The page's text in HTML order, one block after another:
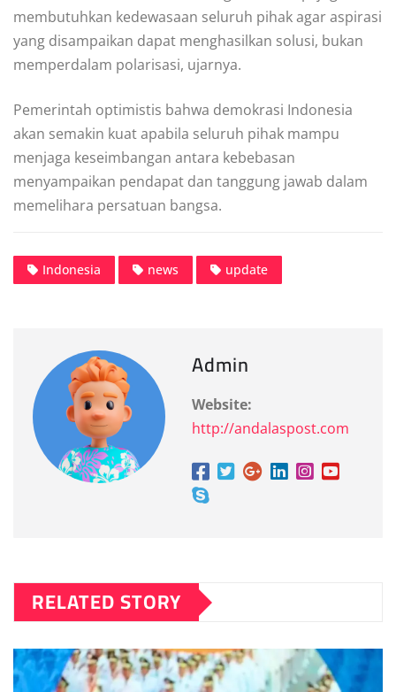
membutuhkan kedewasaan seluruh pihak agar aspirasi
yang disampaikan dapat menghasilkan solusi, bukan
memperdalam polarisasi, ujarnya.
Pemerintah optimistis bahwa demokrasi Indonesia
akan semakin kuat apabila seluruh pihak mampu
menjaga keseimbangan antara kebebasan
menyampaikan pendapat dan tanggung jawab dalam
memelihara persatuan bangsa.
Indonesia news update
Admin
Website:
http://andalaspost.com
RELATED STORY